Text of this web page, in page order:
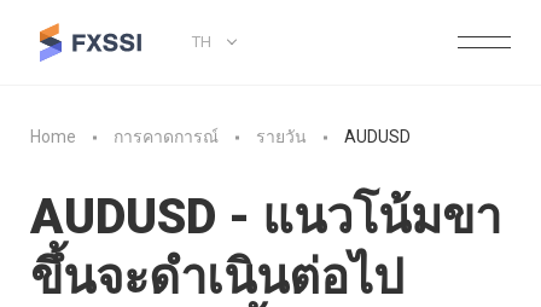
TH
Home การคาดการณ์ รายวัน AUDUSD
AUDUSD - แนวโน้มขา
ขึ้นจะดำเนินต่อไป